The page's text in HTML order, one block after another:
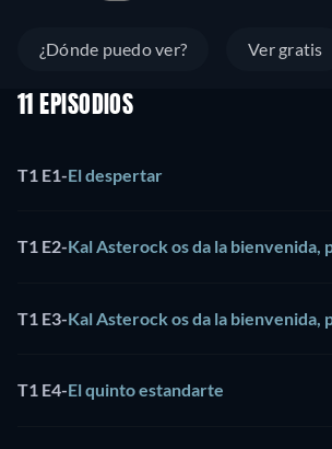
¿Dónde puedo ver? Ver gratis
11 EPISODIOS
T1 E1-El despertar
T1 E2-Kal Asterock os da la bienvenida,
T1 E3-Kal Asterock os da la bienvenida,
T1 E4-El quinto estandarte